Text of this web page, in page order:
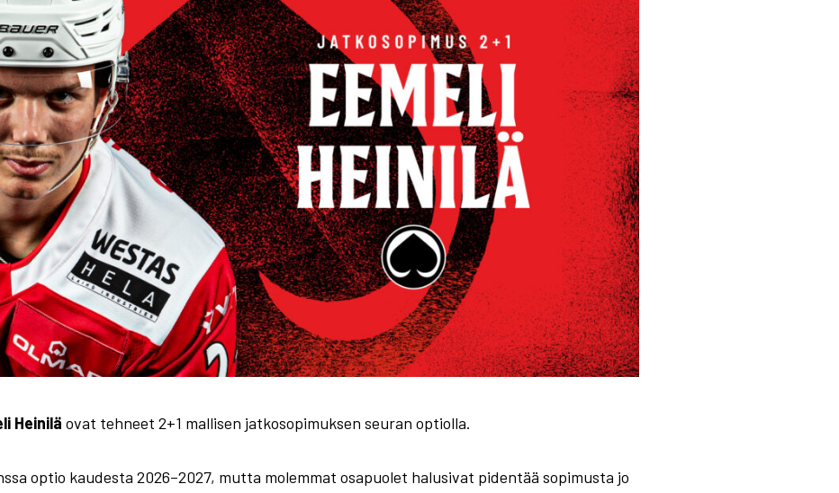
Heinilä ovat tehneet 2+1 mallisen jatkosopimuksen seuran optiolla.
optio kaudesta 2026–2027, mutta molemmat osapuolet halusivat pidentää sopimusta jo